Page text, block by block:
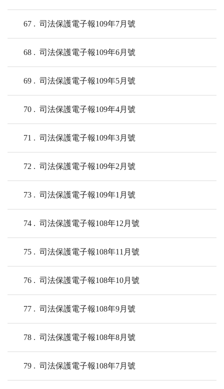
67 司法保護電子報109年7月號
68 司法保護電子報109年6月號
69 司法保護電子報109年5月號
70 司法保護電子報109年4月號
71 司法保護電子報109年3月號
72 司法保護電子報109年2月號
73 司法保護電子報109年1月號
74 司法保護電子報108年12月號
75 司法保護電子報108年11月號
76 司法保護電子報108年10月號
77 司法保護電子報108年9月號
78 司法保護電子報108年8月號
79 司法保護電子報108年7月號